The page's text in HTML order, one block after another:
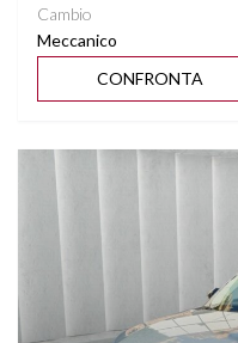
Cambio
Meccanico
CONFRONTA
Vedi dettagli